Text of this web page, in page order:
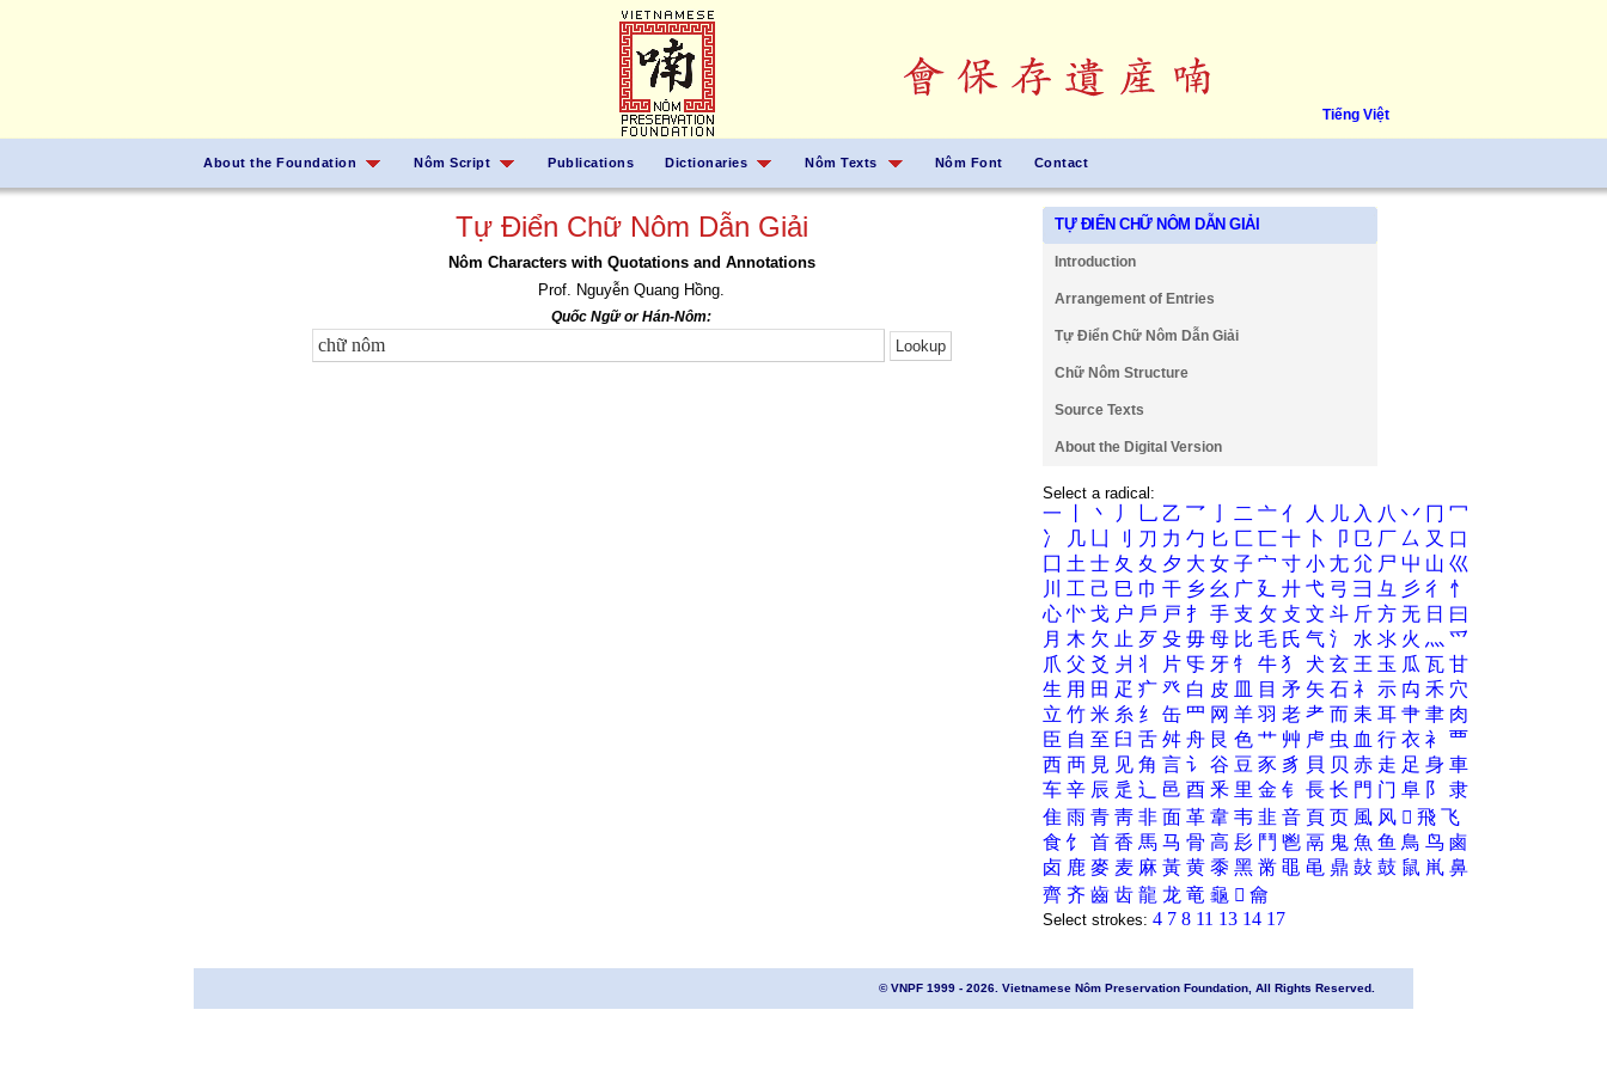
Tiếng Việt
About the Foundation Nôm Script Publications Dictionaries Nôm Texts Nôm Font Contact
Tự Điển Chữ Nôm Dẫn Giải
Nôm Characters with Quotations and Annotations
Prof. Nguyễn Quang Hồng.
Quốc Ngữ or Hán-Nôm:
TỰ ĐIỂN CHỮ NÔM DẪN GIẢI
Introduction
Arrangement of Entries
Tự Điển Chữ Nôm Dẫn Giải
Chữ Nôm Structure
Source Texts
About the Digital Version
Select a radical:
一 丶 丿 乚 乙 乛 二 亠 亻 人 儿 入 八 丷 冂 冖
冫
几 刂 刀 力 勹 匕 匚 匸 十 卜 卩 㔾 厂 厶 又 口
囗 土 士 夂 夊 夕 大 女 子 宀 寸 小 尢 尣 尸 屮 山 巛
川
工 己 巳 巾 干 乡 幺 广 廴 廾 弋 弓 彐 彑 彡 彳
忄
心 㣺 戈 户 戶 戸 扌 手 支 攵 攴 文 斗 斤 方 无 日 曰
月 木 欠 止 歹 殳 毋 母 比 毛 氏 气 氵 水 氺 火 灬 爫
爪 父 爻 爿 丬 片 㸦 牙 牜 牛 犭 犬 玄 王 玉 瓜 瓦 甘
生 用 田 疋 疒 癶 白 皮 皿 目 矛 矢 石 礻 示 禸 禾 穴
立 竹 米 糸 纟 缶 罒 网 羊 羽 老 耂 而 耒 耳 肀 聿 肉
臣 自 至 臼 舌 舛 舟 艮 色 艹 艸 虍 虫 血 行 衣 衤
覀
西 襾 見 见 角 言 讠 谷 豆 豕 豸 貝 贝 赤 走 足 身 車
车 辛 辰 辵 辶 邑 酉 釆 里 金 钅 長 长 門 门 阜 阝
隶
隹 雨 青 靑 非 面 革 韋 韦 韭 音 頁 页 風 风 𲋄 飛 飞
食 饣 首 香 馬 马 骨 高 髟 鬥 鬯 鬲 鬼 魚 鱼 鳥 鸟 鹵
卤 鹿 麥 麦 麻 黃 黄 黍 黑 黹 黽 黾 鼎 鼔 鼓 鼠 鼡 鼻
齊 齐 齒 齿 龍 龙 竜 龜 𬺞 龠
Select strokes: 4 7 8 11 13 14 17
© VNPF 1999 - 2026. Vietnamese Nôm Preservation Foundation, All Rights Reserved.